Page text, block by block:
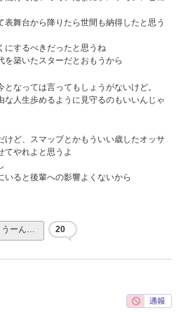
表舞台から降りたら世間も納得したと思う
にするべきだったと思うね
を築いたスターだとおもうから
となっては言ってもしょうがないけど。
な人生歩めるように見守るのもいいんじゃ
けど、スマップとかもういい歳したオッサ
てやれよと思うよ
いると後輩への影響よくないから
うーん… 20